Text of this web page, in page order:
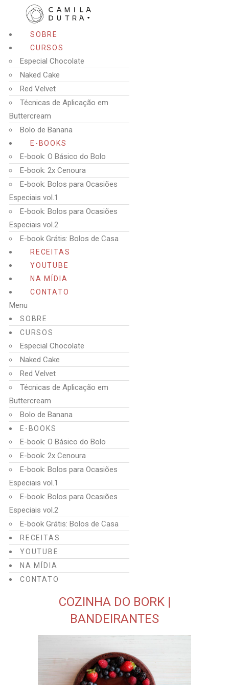
SOBRE
CURSOS
Especial Chocolate
Naked Cake
Red Velvet
Técnicas de Aplicação em
Buttercream
Bolo de Banana
E-BOOKS
E-book: O Básico do Bolo
E-book: 2x Cenoura
E-book: Bolos para Ocasiões
Especiais vol.1
E-book: Bolos para Ocasiões
Especiais vol.2
E-book Grátis: Bolos de Casa
RECEITAS
YOUTUBE
NA MÍDIA
CONTATO
Menu
SOBRE
CURSOS
Especial Chocolate
Naked Cake
Red Velvet
Técnicas de Aplicação em
Buttercream
Bolo de Banana
E-BOOKS
E-book: O Básico do Bolo
E-book: 2x Cenoura
E-book: Bolos para Ocasiões
Especiais vol.1
E-book: Bolos para Ocasiões
Especiais vol.2
E-book Grátis: Bolos de Casa
RECEITAS
YOUTUBE
NA MÍDIA
CONTATO
COZINHA DO BORK |
BANDEIRANTES